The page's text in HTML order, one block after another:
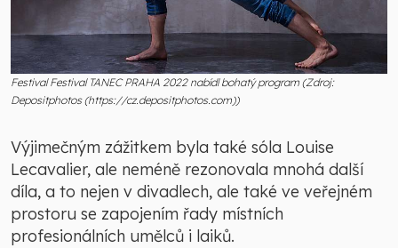
Festival Festival TANEC PRAHA 2022 nabídl bohatý program (Zdroj:
Depositphotos (https://cz.depositphotos.com))
Výjimečným zážitkem byla také sóla Louise
Lecavalier, ale neméně rezonovala mnohá další
díla, a to nejen v divadlech, ale také ve veřejném
prostoru se zapojením řady místních
profesionálních umělců i laiků.